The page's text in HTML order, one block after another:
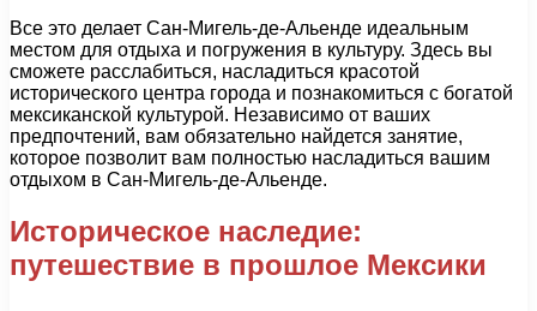
Все это делает Сан-Мигель-де-Альенде идеальным
местом для отдыха и погружения в культуру. Здесь вы
сможете расслабиться, насладиться красотой
исторического центра города и познакомиться с богатой
мексиканской культурой. Независимо от ваших
предпочтений, вам обязательно найдется занятие,
которое позволит вам полностью насладиться вашим
отдыхом в Сан-Мигель-де-Альенде.
Историческое наследие:
путешествие в прошлое Мексики